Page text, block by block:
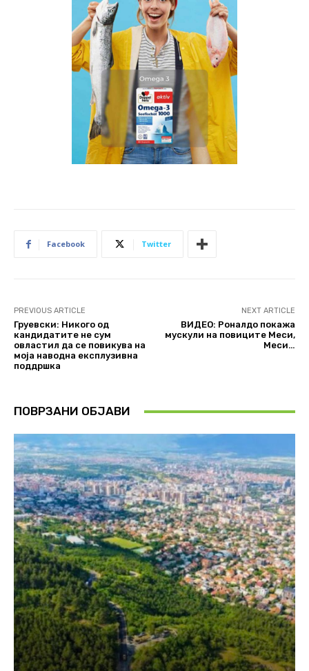
Facebook Twitter
PREVIOUS ARTICLE
Груевски: Никого од
кандидатите не сум
овластил да се повикува на
моја наводна експлузивна
поддршка
NEXT ARTICLE
ВИДЕО: Роналдо покажа
мускули на повиците Меси,
Меси…
ПОВРЗАНИ ОБЈАВИ